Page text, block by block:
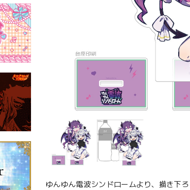
ゆんゆん電波シンドロームより、描き下